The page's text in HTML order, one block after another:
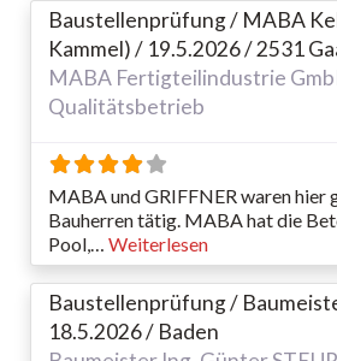
Baustellenprüfung / MABA
Kammel) / 19.5.2026 / 2531
MABA Fertigteilindustrie
Qualitätsbetrieb
MABA und GRIFFNER waren hier
Bauherren tätig. MABA hat die
Pool,… Weiterlesen
Baustellenprüfung /
18.5.2026 / Baden